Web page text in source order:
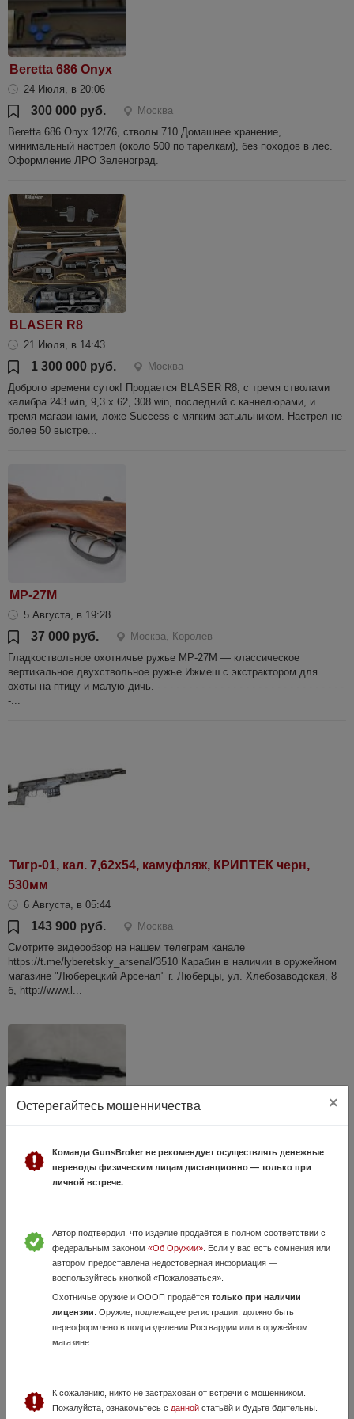
Beretta 686 Onyx
24 Июля, в 20:06
300 000 руб.
Москва
Beretta 686 Onyx 12/76, стволы 710 Домашнее хранение,
минимальный настрел (около 500 по тарелкам), без походов в лес.
Оформление ЛРО Зеленоград.
BLASER R8
21 Июля, в 14:43
1 300 000 руб.
Москва
Доброго времени суток! Продается BLASER R8, с тремя стволами
калибра 243 win, 9,3 x 62, 308 win, последний с каннелюрами, и
тремя магазинами, ложе Success с мягким затыльником. Настрел не
более 50 выстре...
МР-27М
5 Августа, в 19:28
37 000 руб.
Москва, Королев
Гладкоствольное охотничье ружье МР-27М — классическое
вертикальное двухствольное ружье Ижмеш с экстрактором для
охоты на птицу и малую дичь. - - - - - - - - - - - - - - - - - - - - - - - - - - - - - -
-...
Тигр-01, кал. 7,62х54, камуфляж, КРИПТЕК черн,
530мм
6 Августа, в 05:44
143 900 руб.
Москва
Смотрите видеообзор на нашем телеграм канале
https://t.me/lyberetskiy_arsenal/3510 Карабин в наличии в оружейном
магазине "Люберецкий Арсенал" г. Люберцы, ул. Хлебозаводская, 8
б, http://www.l...
НОВЫЙ ВПО -127 308Win -03 б/о (590)
20 Июля, в 19:17
сложенном состоянии,новый, от берал из множества
бороскопом,любые проверки приветствуются,стоит отбойник
силиконовый.
Остерегайтесь мошенничества ×
Команда GunsBroker не рекомендует осуществлять денежные
переводы физическим лицам дистанционно — только при
личной встрече.
Автор подтвердил, что изделие продаётся в полном соответствии с
федеральным законом «Об Оружии». Если у вас есть сомнения или
автором предоставлена недостоверная информация —
воспользуйтесь кнопкой «Пожаловаться».
Охотничье оружие и ОООП продаётся только при наличии
лицензии . Оружие, подлежащее регистрации, должно быть
переоформлено в подразделении Росгвардии или в оружейном
магазине.
К сожалению, никто не застрахован от встречи с мошенником.
Пожалуйста, ознакомьтесь с даннойстатьёй и будьте бдительны.